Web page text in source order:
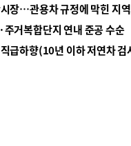
장…관용차 규정에 막힌 지
거복합단지 연내 준공 수순